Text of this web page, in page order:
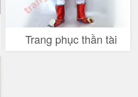
Trang phục thần tài